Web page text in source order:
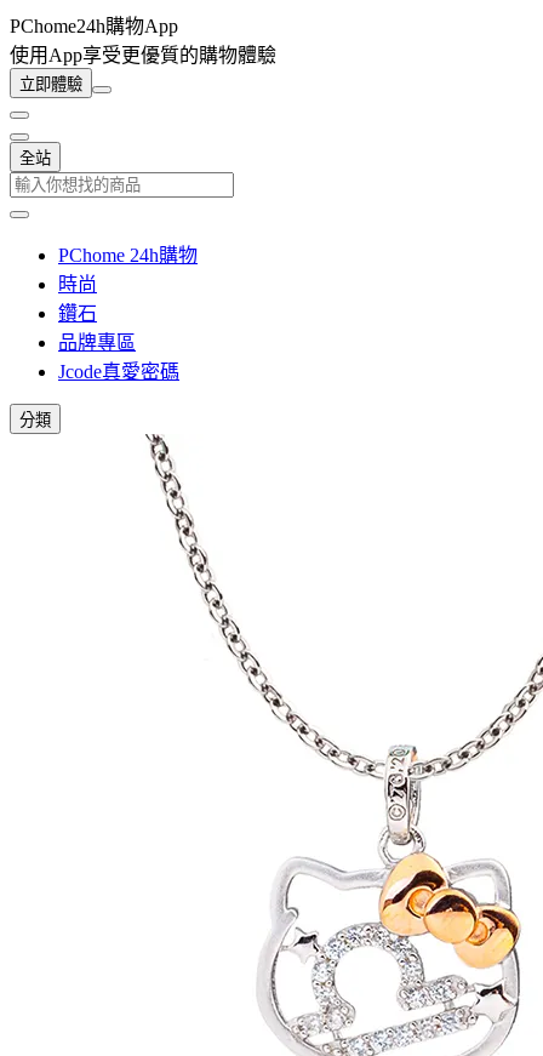
PChome24h購物App
使用App享受更優質的購物體驗
立即體驗
全站
PChome 24h購物
時尚
鑽石
品牌專區
Jcode真愛密碼
分類